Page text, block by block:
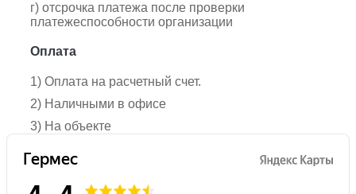
г) отсрочка платежа после проверки
платежеспособности организации
Оплата
1) Оплата на расчетный счет.
2) Наличными в офисе
3) На объекте